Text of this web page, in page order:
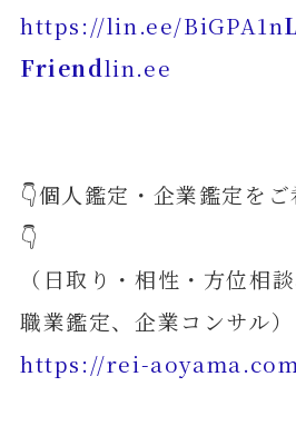
https://lin.ee/BiGPA1n
Friendlin.ee
👇個人鑑定・企業鑑定を
👇
（日取り・相性・方位相
職業鑑定、企業コンサル）
https://rei-